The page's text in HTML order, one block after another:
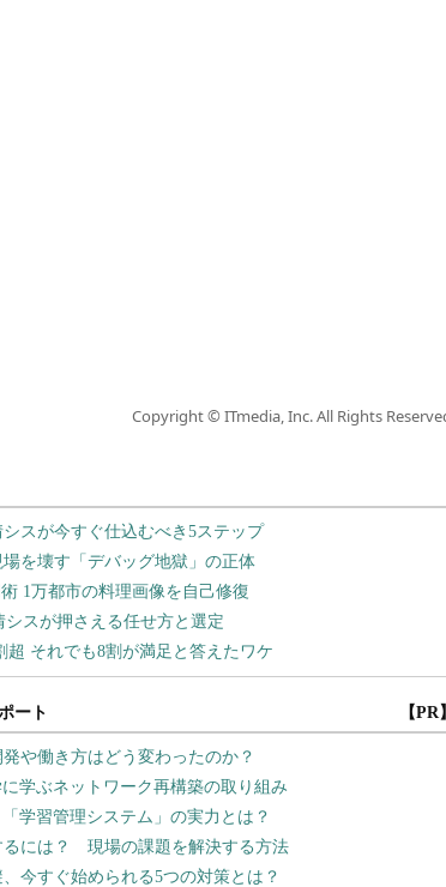
Copyright © ITmedia, Inc. All Rights
ート 【PR】
や働き方はどう変わったのか？
学ぶネットワーク再構築の取り組み
学習管理システム」の実力とは？
には？ 現場の課題を解決する方法
今すぐ始められる5つの対策とは？